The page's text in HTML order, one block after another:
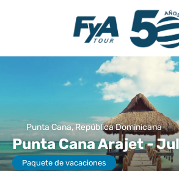
Punta Cana, República Dominicana
Punta Cana Arajet -
Paquete de vacaciones